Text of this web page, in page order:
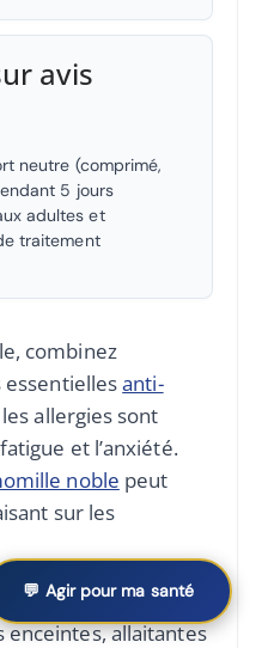
avis
neutre (comprimé,
5 jours
adultes et
traitement
combinez
essentiellesanti-
allergies sont
et l’anxiété.
noble peut
sur les
d’estragon est
allaitantes
💬 Agir pour ma santé